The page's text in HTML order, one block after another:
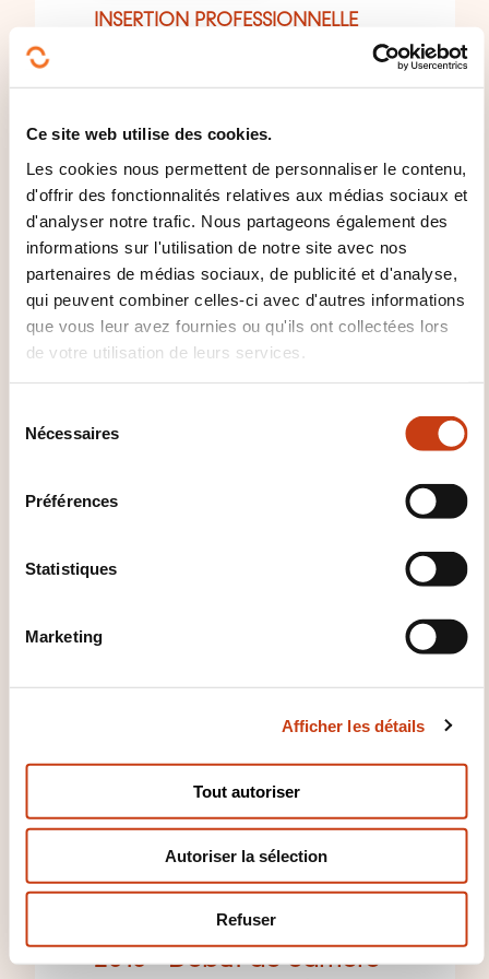
Ce site web utilise des cookies.
Les cookies nous permettent de personnaliser le contenu,
d'offrir des fonctionnalités relatives aux médias sociaux et
d'analyser notre trafic. Nous partageons également des
informations sur l'utilisation de notre site avec nos
partenaires de médias sociaux, de publicité et d'analyse,
qui peuvent combiner celles-ci avec d'autres informations
que vous leur avez fournies ou qu'ils ont collectées lors
de votre utilisation de leurs services.
n
Nécessaires
Préférences
Statistiques
Marketing
Afficher les détails
Tout autoriser
Autoriser la sélection
Refuser
INSERTION PROFESSIONNELLE
la vie active des jeunes
issus de la formation
professionnelle initiale
Observatoire de la formation,
PDF (417 Kb)
INSERTION PROFESSIONNELLE
13/12/2018
TEVA - Trajectoires 2012-
2016 - Début de carrière